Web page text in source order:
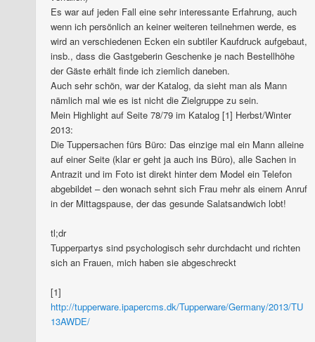
Es war auf jeden Fall eine sehr interessante Erfahrung, auch
wenn ich persönlich an keiner weiteren teilnehmen werde, es
wird an verschiedenen Ecken ein subtiler Kaufdruck aufgebaut,
insb., dass die Gastgeberin Geschenke je nach Bestellhöhe
der Gäste erhält finde ich ziemlich daneben.
Auch sehr schön, war der Katalog, da sieht man als Mann
nämlich mal wie es ist nicht die Zielgruppe zu sein.
Mein Highlight auf Seite 78/79 im Katalog [1] Herbst/Winter
2013:
Die Tuppersachen fürs Büro: Das einzige mal ein Mann alleine
auf einer Seite (klar er geht ja auch ins Büro), alle Sachen in
Antrazit und im Foto ist direkt hinter dem Model ein Telefon
abgebildet – den wonach sehnt sich Frau mehr als einem Anruf
in der Mittagspause, der das gesunde Salatsandwich lobt!
tl;dr
Tupperpartys sind psychologisch sehr durchdacht und richten
sich an Frauen, mich haben sie abgeschreckt
[1]
http://tupperware.ipapercms.dk/Tupperware/Germany/2013/TU
13AWDE/